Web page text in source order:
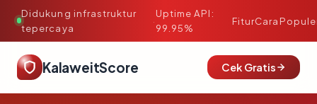
Didukung infrastruktur
tepercaya
·
Uptime API:
99.95%
FiturCara
KalaweitScore Cek Gratis